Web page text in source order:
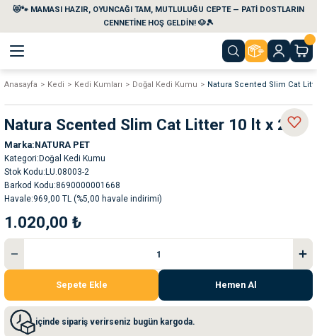
😻🐾 MAMASI HAZIR, OYUNCAĞI TAM, MUTLULUĞU CEPTE — PATİ DOSTLARIN
CENNETİNE HOŞ GELDİN! 🐶🎾
Geri Dön
Geri Dön
Temizlik Ürünleri
Geri Dön
Geri Dön
Geri Dön
Geri Dön
Anasayfa Kedi Kedi Kumları Doğal Kedi Kumu Natura Scented Slim Cat
Natura Scented Slim Cat Litter 10 lt x 2
Marka NATURA PET
Kategori Doğal Kedi Kumu
Stok Kodu LU.08003-2
Barkod Kodu 8690000001668
Havale 969,00 TL (%5,00 havale indirimi)
1.020,00 ₺
Sepete Ekle Hemen Al
içinde sipariş verirseniz bugün kargoda.